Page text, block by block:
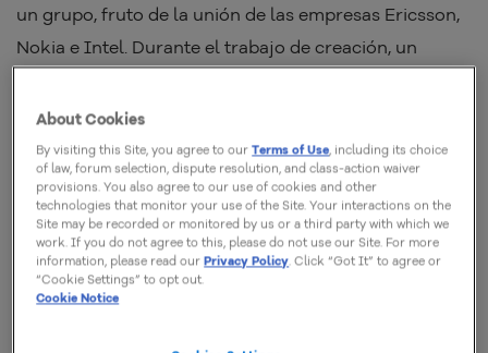
un grupo, fruto de la unión de las empresas Ericsson,
Nokia e Intel. Durante el trabajo de creación, un
Harald Blatand.
Este rey fue el responsable de unificar las tribus
noruegas, suecas y danesas. Así, el monarca fue la
inspiración para nombrar la tecnología que se
encargó de unir a las empresas. Además, tenía el
apodo de Bluetooth porque, supuestamente,
About Cookies
By visiting this Site, you agree to ourTerms of Use, including its choice
of law, forum selection, dispute resolution, and class-action waiver
provisions. You also agree to our use of cookies and other
technologies that monitor your use of the Site. Your interactions on the
Site may be recorded or monitored by us or a third party with which we
work. If you do not agree to this, please do not use our Site. For more
information, please read ourPrivacy Policy. Click “Got It” to agree or
“Cookie Settings” to opt out.
Cookie Notice